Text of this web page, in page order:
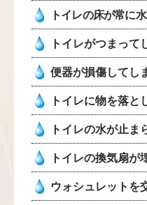
トイレの床が常に
トイレがつまって
便器が損傷してし
トイレに物を落と
トイレの水が止ま
トイレの換気扇が
ウォシュレットを